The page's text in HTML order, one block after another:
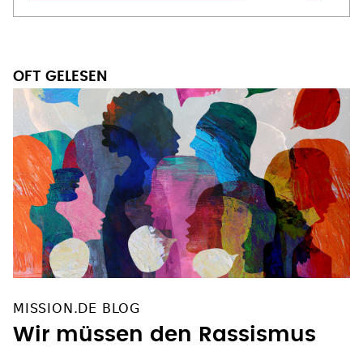
OFT GELESEN
MISSION.DE BLOG
Wir müssen den Rassismus